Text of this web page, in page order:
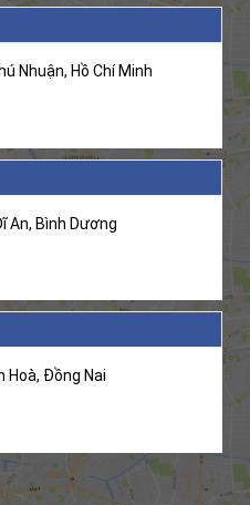
Nhuận, Hồ Chí Minh
An, Bình Dương
Hoà, Đồng Nai